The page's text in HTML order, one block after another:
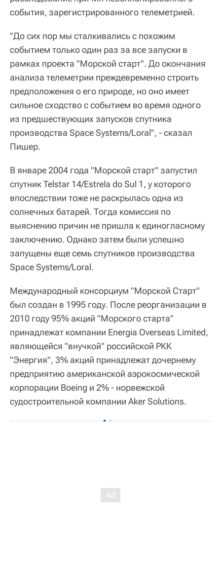
события, зарегистрированного телеметрией.
"До сих пор мы сталкивались с похожим
событием только один раз за все запуски в
рамках проекта "Морской старт". До окончания
анализа телеметрии преждевременно строить
предположения о его природе, но оно имеет
сильное сходство с событием во время одного
из предшествующих запусков спутника
производства Space Systems/Loral", - сказал
Пишер.
В январе 2004 года "Морской старт" запустил
спутник Telstar 14/Estrela do Sul 1, у которого
впоследствии тоже не раскрылась одна из
солнечных батарей. Тогда комиссия по
выяснению причин не пришла к единогласному
заключению. Однако затем были успешно
запущены еще семь спутников производства
Space Systems/Loral.
Международный консорциум "Морской Старт"
был создан в 1995 году. После реорганизации в
2010 году 95% акций "Морского старта"
принадлежат компании Energia Overseas Limited,
являющейся "внучкой" российской РКК
"Энергия", 3% акций принадлежат дочернему
предприятию американской аэрокосмической
корпорации Boeing и 2% - норвежской
судостроительной компании Aker Solutions.